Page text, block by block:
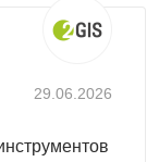
29.06.2026